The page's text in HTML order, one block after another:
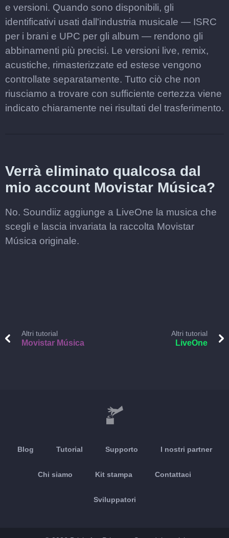
e versioni. Quando sono disponibili, gli
identificativi usati dall'industria musicale — ISRC
per i brani e UPC per gli album — rendono gli
abbinamenti più precisi. Le versioni live, remix,
acustiche, rimasterizzate ed estese vengono
controllate separatamente. Tutto ciò che non
riusciamo a trovare con sufficiente certezza viene
indicato chiaramente nei risultati del trasferimento.
Verrà eliminato qualcosa dal
mio account Movistar Música?
No. Soundiiz aggiunge a LiveOne la musica che
scegli e lascia invariata la raccolta Movistar
Música originale.
Altri tutorial
Movistar Música
Altri tutorial
LiveOne
Blog Tutorial Supporto I nostri partner
Chi siamo Kit stampa Contattaci
Sviluppatori